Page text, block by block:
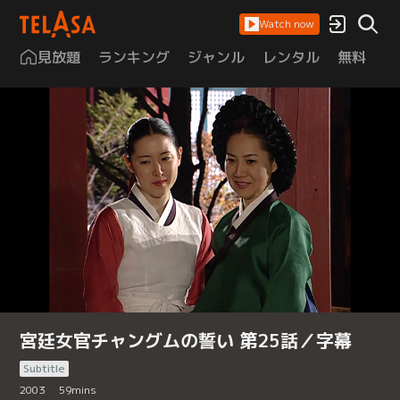
Watch now
見放題 ランキング ジャンル レンタル 無料
宮廷女官チャングムの誓い 第25話／字幕
Subtitle
2003
59mins